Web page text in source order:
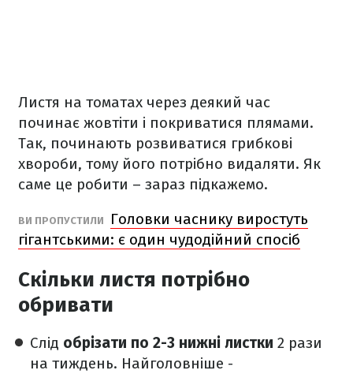
Листя на томатах через деякий час
починає жовтіти і покриватися плямами.
Так, починають розвиватися грибкові
хвороби, тому його потрібно видаляти. Як
саме це робити – зараз підкажемо.
ВИ ПРОПУСТИЛИ
Головки часнику виростуть
гігантськими: є один чудодійний спосіб
Скільки листя потрібно
обривати
Слід обрізати по 2-3 нижні листки 2 рази
на тиждень. Найголовніше -